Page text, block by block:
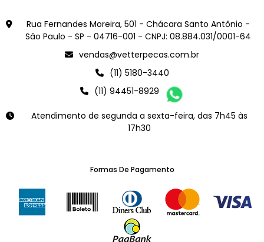
Rua Fernandes Moreira, 501 - Chácara Santo Antônio -
São Paulo - SP - 04716-001 - CNPJ: 08.884.031/0001-64
vendas@vetterpecas.com.br
(11) 5180-3440
(11) 94451-8929
Atendimento de segunda a sexta-feira, das 7h45 às
17h30
Formas De Pagamento